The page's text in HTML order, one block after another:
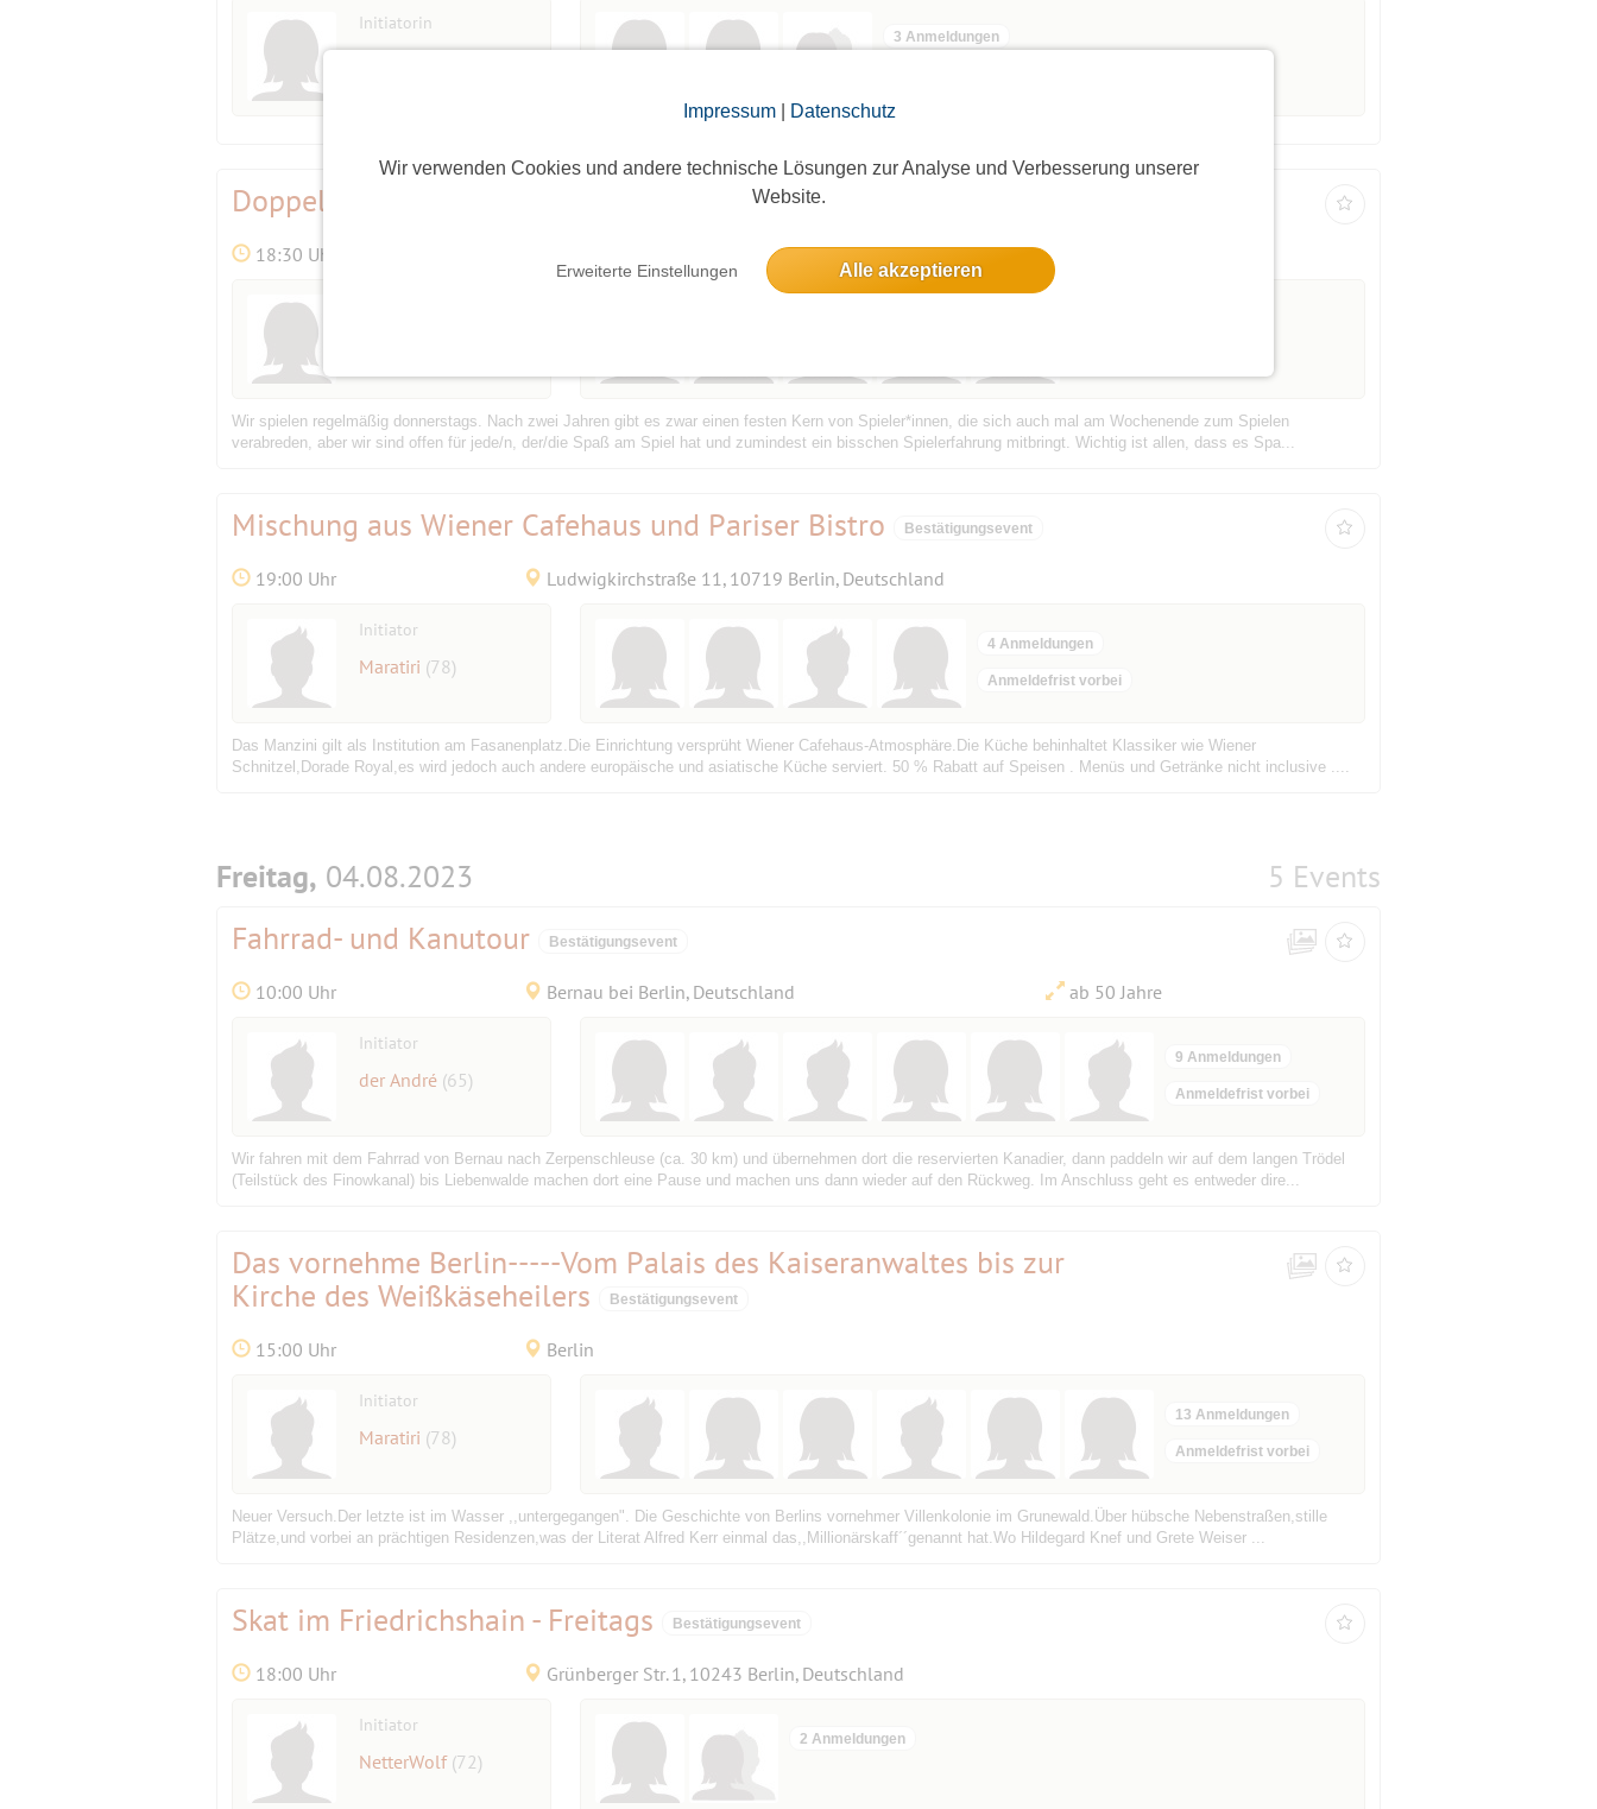
Impressum| Datenschutz
Wir verwenden Cookies und andere technische Lösungen zur Analyse und Verbesserung unserer
Website.
Erweiterte Einstellungen Alle akzeptieren
Initiatorin
3 Anmeldungen
Doppelkopf
18:30 Uhr U-Bahnhof, Bayerischer Pl., 10779 Berlin, Deutschland
Wir spielen regelmäßig donnerstags. Nach zwei Jahren gibt es zwar einen festen Kern von Spieler*innen, die sich auch mal am Wochenende zum Spielen
verabreden, aber wir sind offen für jede/n, der/die Spaß am Spiel hat und zumindest ein bisschen Spielerfahrung mitbringt. Wichtig ist allen, dass es Spa...
Mischung aus Wiener Cafehaus und Pariser Bistro Bestätigungsevent
19:00 Uhr Ludwigkirchstraße 11, 10719 Berlin, Deutschland
Initiator
Maratiri (78)
4 Anmeldungen
Anmeldefrist vorbei
Das Manzini gilt als Institution am Fasanenplatz.Die Einrichtung versprüht Wiener Cafehaus-Atmosphäre.Die Küche behinhaltet Klassiker wie Wiener
Schnitzel,Dorade Royal,es wird jedoch auch andere europäische und asiatische Küche serviert. 50 % Rabatt auf Speisen . Menüs und Getränke nicht inclusive ....
Freitag, 04.08.2023
5 Events
Fahrrad- und Kanutour
Bestätigungsevent
10:00 Uhr Bernau bei Berlin, Deutschland ab 50 Jahre
Initiator
der André (65)
9 Anmeldungen
Anmeldefrist vorbei
Wir fahren mit dem Fahrrad von Bernau nach Zerpenschleuse (ca. 30 km) und übernehmen dort die reservierten Kanadier, dann paddeln wir auf dem langen Trödel
(Teilstück des Finowkanal) bis Liebenwalde machen dort eine Pause und machen uns dann wieder auf den Rückweg. Im Anschluss geht es entweder dire...
Das vornehme Berlin-----Vom Palais des Kaiseranwaltes bis zur
Kirche des Weißkäseheilers
Bestätigungsevent
15:00 Uhr Berlin
Initiator
Maratiri (78)
13 Anmeldungen
Anmeldefrist vorbei
Neuer Versuch.Der letzte ist im Wasser ,,untergegangen". Die Geschichte von Berlins vornehmer Villenkolonie im Grunewald.Über hübsche Nebenstraßen,stille
Plätze,und vorbei an prächtigen Residenzen,was der Literat Alfred Kerr einmal das,,Millionärskaff´´genannt hat.Wo Hildegard Knef und Grete Weiser ...
Skat im Friedrichshain - Freitags Bestätigungsevent
18:00 Uhr Grünberger Str. 1, 10243 Berlin, Deutschland
Initiator
NetterWolf (72)
2 Anmeldungen